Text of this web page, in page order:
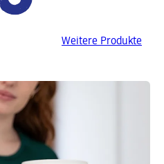
Weitere Produkte